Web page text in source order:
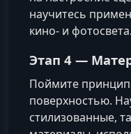
научитесь
кино- и фотосвета.
Этап 4 —
Поймите
поверхностью.
стилизованные,